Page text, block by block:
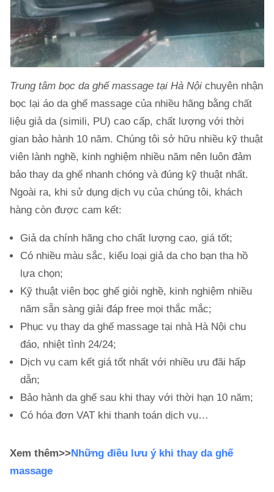
Trung tâm bọc da ghế massage tại Hà Nội chuyên nhận
bọc lại áo da ghế massage của nhiều hãng bằng chất
liệu giả da (simili, PU) cao cấp, chất lượng với thời
gian bảo hành 10 năm. Chúng tôi sở hữu nhiều kỹ thuật
viên lành nghề, kinh nghiệm nhiều năm nên luôn đảm
bảo thay da ghế nhanh chóng và đúng kỹ thuật nhất.
Ngoài ra, khi sử dụng dịch vụ của chúng tôi, khách
hàng còn được cam kết:
Giả da chính hãng cho chất lượng cao, giá tốt;
Có nhiều màu sắc, kiểu loại giả da cho bạn tha hồ
lựa chọn;
Kỹ thuật viên bọc ghế giỏi nghề, kinh nghiệm nhiều
năm sẵn sàng giải đáp free mọi thắc mắc;
Phục vụ thay da ghế massage tại nhà Hà Nội chu
đáo, nhiệt tình 24/24;
Dịch vụ cam kết giá tốt nhất với nhiều ưu đãi hấp
dẫn;
Bảo hành da ghế sau khi thay với thời hạn 10 năm;
Có hóa đơn VAT khi thanh toán dịch vụ…
Xem thêm>>Những điều lưu ý khi thay da ghế
massage